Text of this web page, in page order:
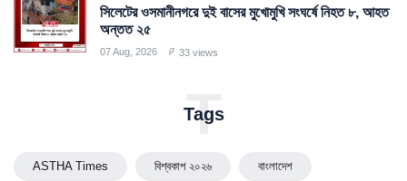
সিলেটের ওসমানীনগরে দুই বাসের মুখোমুখি সংঘর্ষে নিহত ৮, আহত
অন্তত ২৫
07 Aug, 2026 33 views
Tags
T
ASTHA Times বিশ্বকাপ ২০২৬ বাংলাদেশ